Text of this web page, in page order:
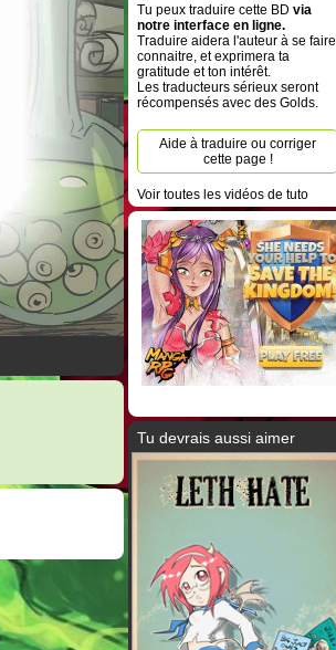
Tu peux traduire cette BD via
notre interface en ligne.
Traduire aidera l'auteur à se faire
connaitre, et exprimera ta
gratitude et ton intérêt.
Les traducteurs sérieux seront
récompensés avec des Golds.
Aide à traduire ou corriger
cette page !
Voir toutes les vidéos de tuto
Tu devrais aussi aimer